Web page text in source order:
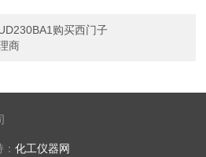
购买西门子
商
：化工仪器网